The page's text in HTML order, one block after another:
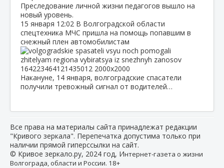
Преследование личной жизни педагогов вышло на
новый уровень.
15 января 12:02 В Волгоградской области
спецтехника МЧС пришла на помощь попавшим в
снежный плен автомобилистам
Накануне, 14 января, волгоградские спасатели
получили тревожный сигнал от водителей…
Все права на материалы сайта принадлежат редакции
"Кривого зеркала". Перепечатка допустима только при
наличии прямой гиперссылки на сайт.
© Кривое зеркало.ру, 2024 год, Интернет-газета о жизни
Волгограда, области и России. 18+